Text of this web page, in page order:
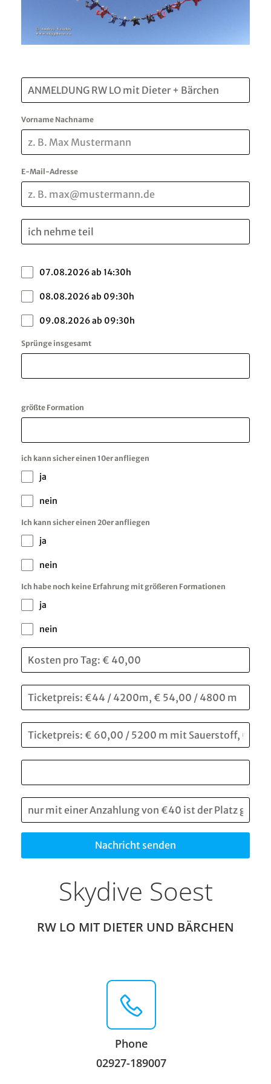
Vorname Nachname
E-Mail-Adresse
07.08.2026 ab 14:30h
08.08.2026 ab 09:30h
09.08.2026 ab 09:30h
Sprünge insgesamt
größte Formation
ich kann sicher einen 10er anfliegen
ja
nein
Ich kann sicher einen 20er anfliegen
ja
nein
Ich habe noch keine Erfahrung mit größeren Formationen
ja
nein
Nachricht senden
Skydive Soest
RW LO MIT DIETER UND BÄRCHEN
Phone
02927-189007